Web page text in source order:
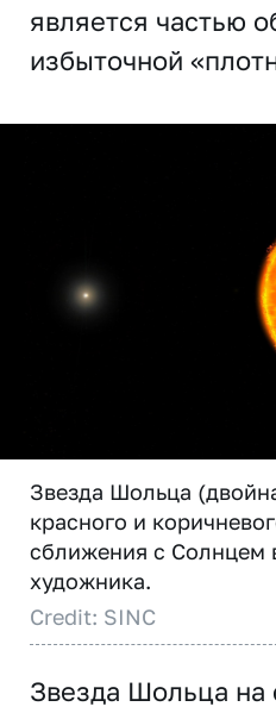
является частью
избыточной
Звезда Шольца
красного и
сближения с Солнцем
художника.
Credit: SINC
Звезда Шольца на